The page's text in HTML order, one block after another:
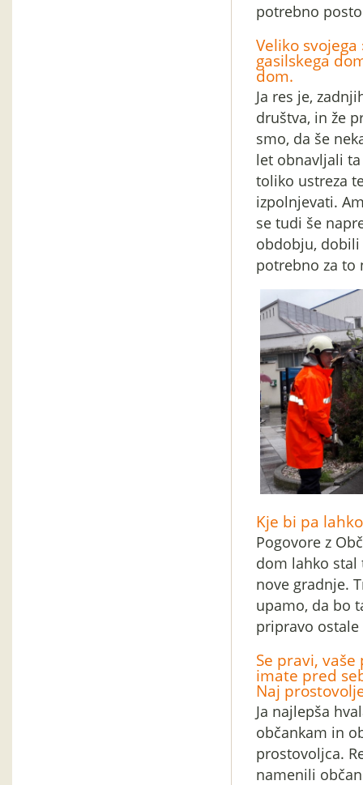
potrebno
Veliko
gasilskega
dom.
Ja res je,
društva, in že
smo, da še
let obnavljali
toliko ustreza
izpolnjevati.
se tudi še
obdobju, dobili
potrebno za to
Kje bi pa
Pogovore z
dom lahko stal
nove gradnje.
upamo, da bo
pripravo
Se pravi,
imate pred
Naj
Ja najlepša
občankam in
prostovoljca.
namenili